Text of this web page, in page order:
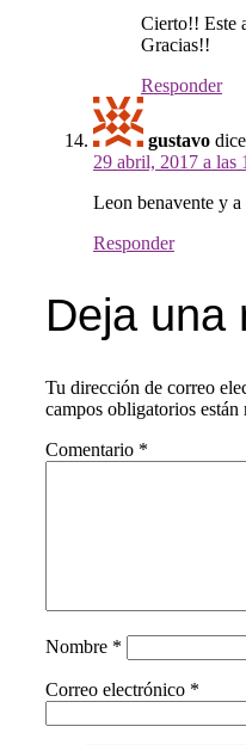
Cierto!! Este
Gracias!!
Responder
gustavo
29 abril, 2017 a las
Leon benavente y a
Responder
Deja una
Tu dirección de correo
campos obligatorios están
Comentario *
Nombre *
Correo electrónico *